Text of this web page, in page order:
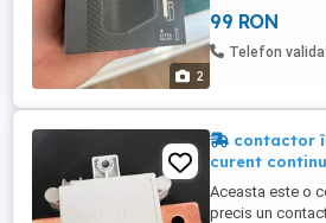
2
99 RON
Telefon
contactor
curent
Aceasta este o
precis un